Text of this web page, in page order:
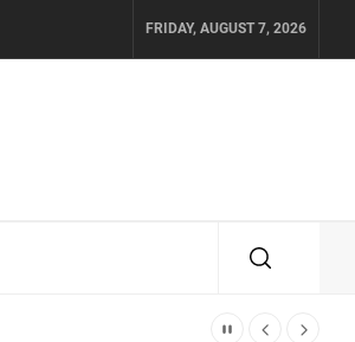
FRIDAY, AUGUST 7, 2026